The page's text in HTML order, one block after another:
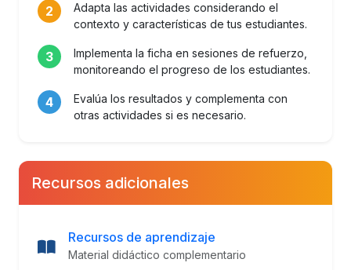
2
Adapta las actividades considerando el
contexto y características de tus estudiantes.
3
Implementa la ficha en sesiones de refuerzo,
monitoreando el progreso de los estudiantes.
4
Evalúa los resultados y complementa con
otras actividades si es necesario.
Recursos adicionales
Recursos de aprendizaje
Material didáctico complementario